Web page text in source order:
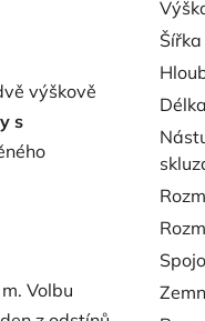
výškově
s
Volbu
Šířka